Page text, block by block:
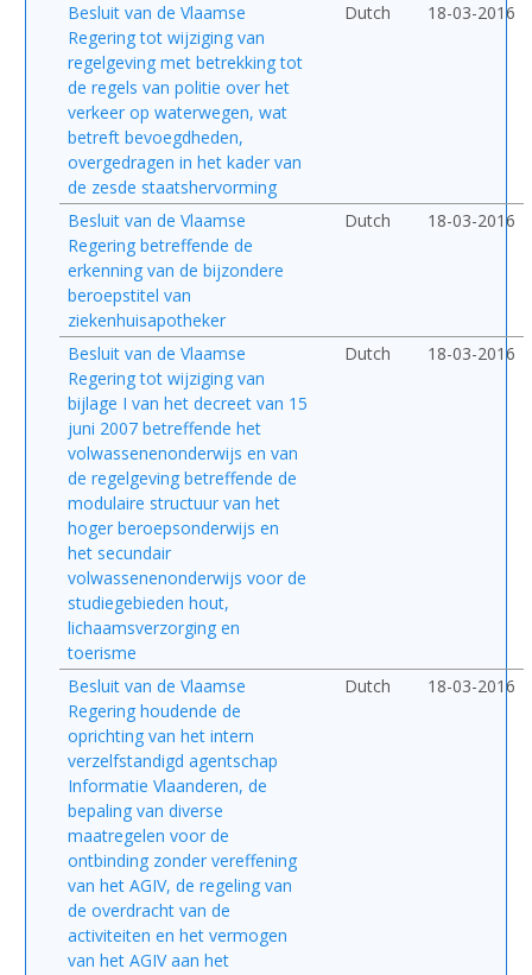
Besluit van de Vlaamse
Regering tot wijziging van
regelgeving met betrekking tot
de regels van politie over het
verkeer op waterwegen, wat
betreft bevoegdheden,
overgedragen in het kader van
de zesde staatshervorming
Dutch 18-03-2016
Besluit van de Vlaamse
Regering betreffende de
erkenning van de bijzondere
beroepstitel van
ziekenhuisapotheker
Dutch 18-03-2016
Besluit van de Vlaamse
Regering tot wijziging van
bijlage I van het decreet van 15
juni 2007 betreffende het
volwassenenonderwijs en van
de regelgeving betreffende de
modulaire structuur van het
hoger beroepsonderwijs en
het secundair
volwassenenonderwijs voor de
studiegebieden hout,
lichaamsverzorging en
toerisme
Dutch 18-03-2016
Besluit van de Vlaamse
Regering houdende de
oprichting van het intern
verzelfstandigd agentschap
Informatie Vlaanderen, de
bepaling van diverse
maatregelen voor de
ontbinding zonder vereffening
van het AGIV, de regeling van
de overdracht van de
activiteiten en het vermogen
van het AGIV aan het
Dutch 18-03-2016